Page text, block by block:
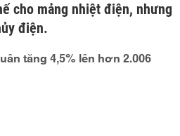
cho mảng nhiệt điện, nhưng
điện.
tăng 4,5% lên hơn 2.006